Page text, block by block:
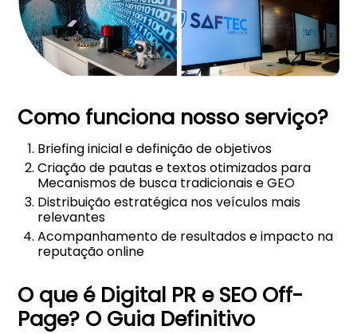
Como funciona nosso serviço?
Briefing inicial e definição de objetivos
Criação de pautas e textos otimizados para
Mecanismos de busca tradicionais e GEO
Distribuição estratégica nos veículos mais
relevantes
Acompanhamento de resultados e impacto na
reputação online
O que é Digital PR e SEO Off-
Page? O Guia Definitivo